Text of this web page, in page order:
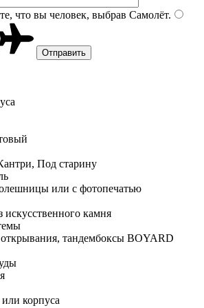
что вы человек, выбрав Самолёт.
Под старину
или с фотопечатью
искусственного камня
тандембоксы BOYARD
корпуса